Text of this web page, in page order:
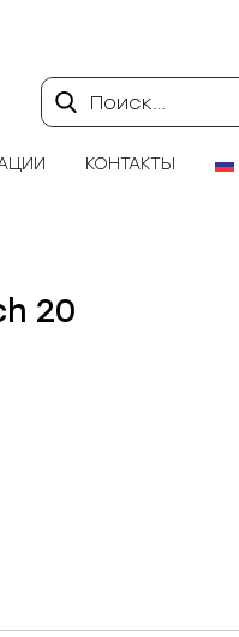
Поиск…
КОНТАКТЫ
20